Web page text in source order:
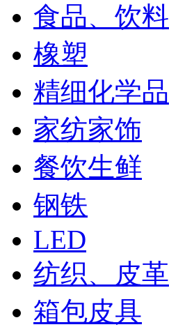
食品、饮料
橡塑
精细化学品
家纺家饰
餐饮生鲜
钢铁
LED
纺织、皮革
箱包皮具